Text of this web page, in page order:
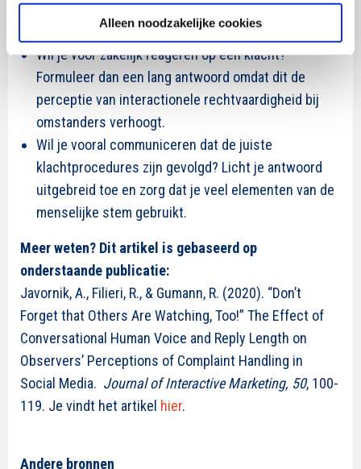
Alleen noodzakelijke cookies
bevat, zoals personalisatie, informeel taalgebruik en
uitnodigende retoriek.
Wil je voor zakelijk reageren op een klacht?
Formuleer dan een lang antwoord omdat dit de
perceptie van interactionele rechtvaardigheid bij
omstanders verhoogt.
Wil je vooral communiceren dat de juiste
klachtprocedures zijn gevolgd? Licht je antwoord
uitgebreid toe en zorg dat je veel elementen van de
menselijke stem gebruikt.
Meer weten? Dit artikel is gebaseerd op
onderstaande publicatie:
Javornik, A., Filieri, R., & Gumann, R. (2020). “Don’t
Forget that Others Are Watching, Too!” The Effect of
Conversational Human Voice and Reply Length on
Observers’ Perceptions of Complaint Handling in
Social Media. Journal of Interactive Marketing, 50, 100-
119. Je vindt het artikel hier.
Andere bronnen